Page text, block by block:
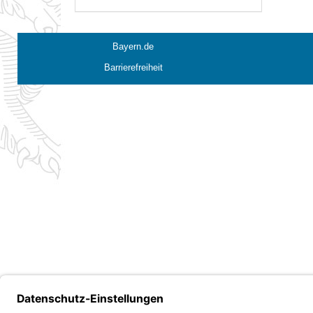
Bayern.de
Barrierefreiheit